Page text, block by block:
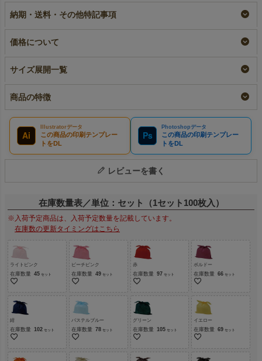
布製あずま袋｜100枚
入
税込
¥4,840
100枚入
納期・送料・その他特記事項
価格について
サイズ展開一覧
商品の特徴
Ai
Illustratorデータ
この商品の印刷テンプレー
トをDL
Ps
Photoshopデータ
この商品の印刷テンプレー
トをDL
レビューを書く
在庫数量表／単位：セット（1セット100枚入）
※入荷予定商品は、入荷予定数量を記載しています。
在庫数の更新タイミングはこちら
ライトピンク
在庫数量 45
ピーチピンク
在庫数量 49
赤
在庫数量 97
ボルドー
在庫数量 66
紺
在庫数量 102
パステルブルー
在庫数量 78
グリーン
在庫数量 105
イエロー
在庫数量 69